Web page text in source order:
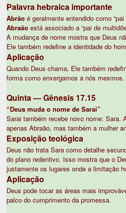
Palavra hebraica importante
Abrão é geralmente entendido como “pai
Abraão está associado a “pai de
A mudança de nome mostra que Deus
Ele também redefine a identidade do
Aplicação
Quando Deus chama, Ele também
forma como enxergamos a nós mesmos.
Quinta — Gênesis 17.15
“Deus muda o nome de Sarai”
Sarai também recebe novo nome: Sara.
apenas Abraão, mas também a mulher
Exposição teológica
Deus não trata Sara como detalhe
do plano redentivo. Isso mostra que o
justamente os lugares onde a limitação
Aplicação
Deus pode tocar as áreas mais
palco do cumprimento da promessa.